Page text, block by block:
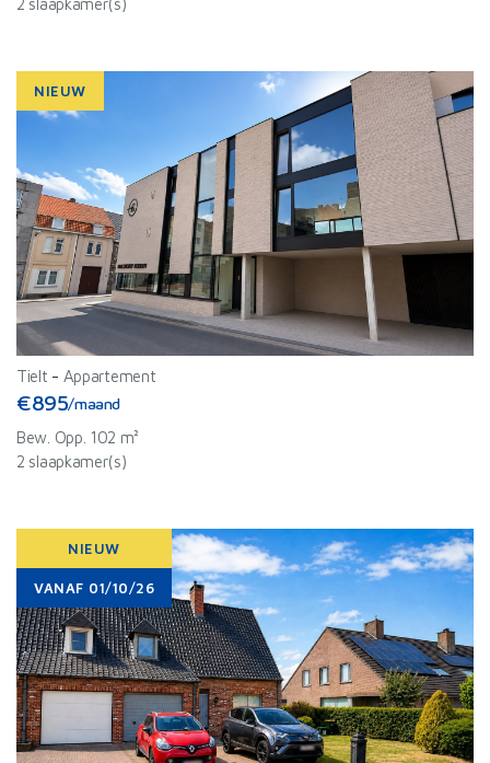
2 slaapkamer(s)
NIEUW
Tielt - Appartement
€895/maand
Bew. Opp. 102 m²
2 slaapkamer(s)
NIEUW
VANAF 01/10/26